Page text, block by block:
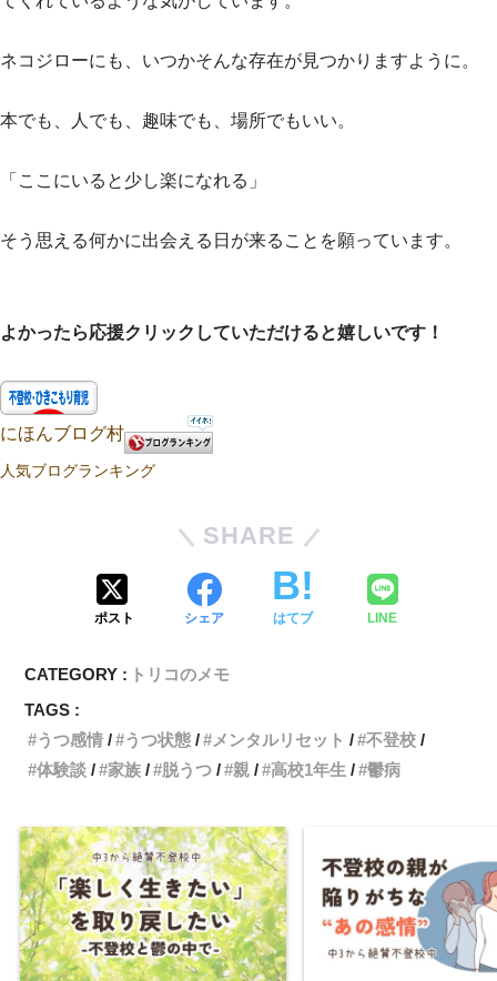
ネコジローにも、いつかそんな存在が見つかりますように。
本でも、人でも、趣味でも、場所でもいい。
「ここにいると少し楽になれる」
そう思える何かに出会える日が来ることを願っています。
よかったら応援クリックしていただけると嬉しいです！
にほんブログ村
人気ブログランキング
SHARE
ポスト シェア はてブ LINE
CATEGORY : トリコのメモ
TAGS :
うつ感情
うつ状態 メンタルリセット
不登校
体験談
家族 脱うつ 親 高校1年生 鬱病